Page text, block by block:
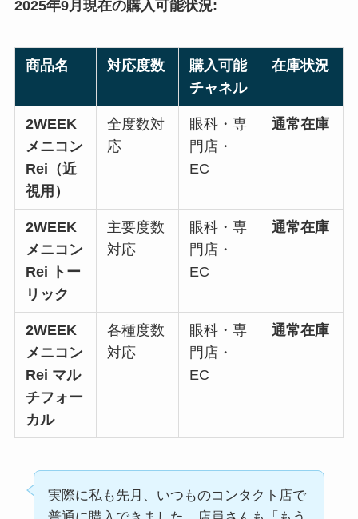
2025年9月現在の購入可能状況:
商品名 対応度数
購入可能
チャネル
在庫状況
2WEEK
メニコン
Rei（近
視用）
全度数対
応
眼科・専
門店・
EC
通常在庫
2WEEK
メニコン
Rei トー
リック
主要度数
対応
眼科・専
門店・
EC
通常在庫
2WEEK
メニコン
Rei マル
チフォー
カル
各種度数
対応
眼科・専
門店・
EC
通常在庫
実際に私も先月、いつものコンタクト店で